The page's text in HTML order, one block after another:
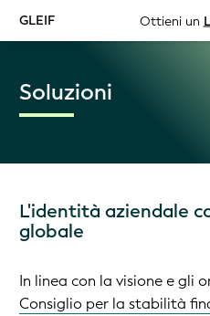
GLEIF Ottieni un
Soluzioni
L'identità aziendale
globale
In linea con la visione e gli
Consiglio per la stabilità